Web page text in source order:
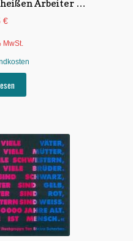
Arbeiter …
€
MwSt.